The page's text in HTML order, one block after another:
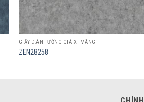
GIẤY DÁN TƯỜNG GIẢ XI MĂNG
ZEN28258